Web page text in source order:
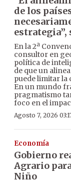
de los
estrategia”,
En la 2ª
consultor en
política de
de que un
puede limitar la
En un mundo
pragmatismo
foco en el
Agosto 7, 2026
Economía
Gobierno
Agrario
Niño